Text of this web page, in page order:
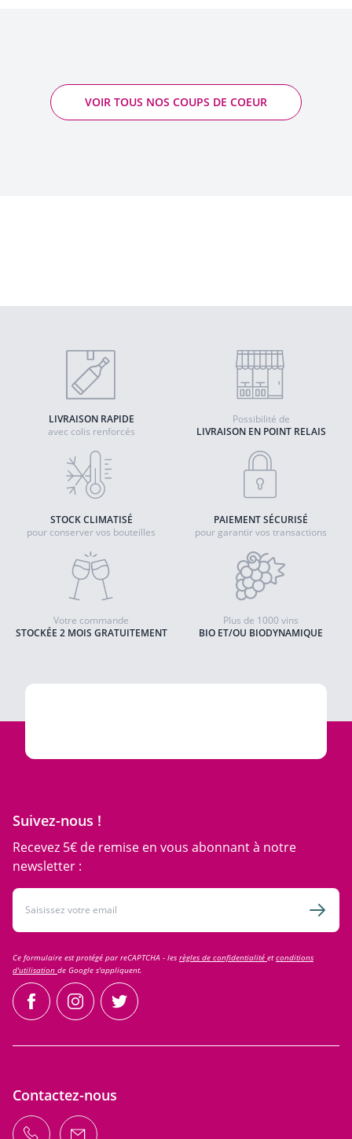
VOIR TOUS NOS COUPS DE COEUR
LIVRAISON RAPIDE
avec colis renforcés
LIVRAISON EN POINT RELAIS
Possibilité de
STOCK CLIMATISÉ
pour conserver vos bouteilles
PAIEMENT SÉCURISÉ
pour garantir vos transactions
STOCKÉE 2 MOIS GRATUITEMENT
Votre commande
BIO ET/OU BIODYNAMIQUE
Plus de 1000 vins
Suivez-nous !
Recevez 5€ de remise en vous abonnant à notre
newsletter :
Adresse email
Ce formulaire est protégé par reCAPTCHA - les règles de confidentialité etconditions
d'utilisation de Google s'appliquent.
facebookinstagramtwitter
Contactez-nous